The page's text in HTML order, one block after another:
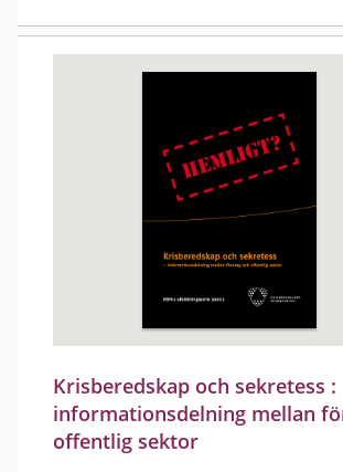
Krisberedskap och sekretess :
informationsdelning mellan
offentlig sektor